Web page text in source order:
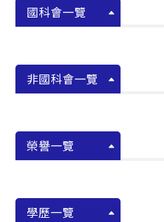
國科會一覽
非國科會一覽
榮譽一覽
學歷一覽